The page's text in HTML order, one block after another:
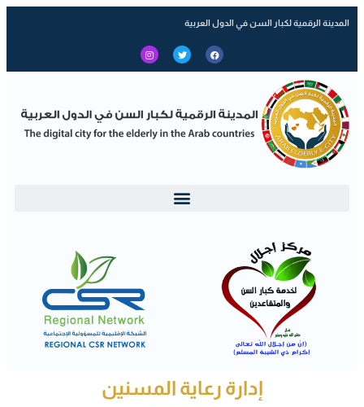
المدينة الرقمية لكبار السن في الدول العربية
إدارة رعاية المسنين